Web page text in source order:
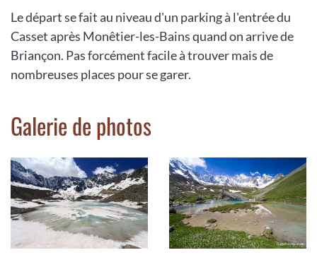
Le départ se fait au niveau d'un parking à l'entrée du
Casset après Monêtier-les-Bains quand on arrive de
Briançon. Pas forcément facile à trouver mais de
nombreuses places pour se garer.
Galerie de photos